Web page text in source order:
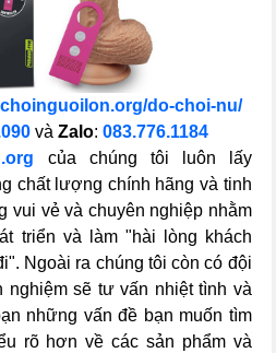
do-choi-nu/
và Zalo: 083.776.1184
của chúng tôi luôn lấy
chất lượng chính hãng và tinh
vui vẻ và chuyên nghiệp nhằm
triển và làm "hài lòng khách
Ngoài ra chúng tôi còn có đội
nghiệm sẽ tư vấn nhiệt tình và
những vấn đề bạn muốn tìm
rõ hơn về các sản phẩm và